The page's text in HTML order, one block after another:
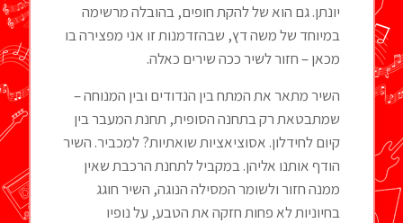
יונתן. גם הוא של להקת חופים, בהובלה מרשימה
במיוחד של משה דץ, שבהזדמנות זו אני מפצירה בו
מכאן – חזור לשיר ככה שירים כאלה.
השיר מתאר את המתח בין הנדודים ובין המנוחה –
שמתבטאת רק בתחנה הסופית, תחנת המעבר בין
קיום לחידלון. אסוציאציות שואתיות? למכביר. השיר
הודף אותנו אליהן. במקביל לתחנת הרכבת שאין
ממנה חזור ולשומר המסילה הנוגה, השיר חוגג
בחיוניות לא פחות חזקה את הטבע, על נופיו